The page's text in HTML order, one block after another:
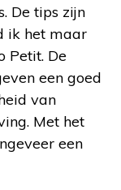
De tips zijn
ik het maar
Petit. De
een goed
van
Met het
een